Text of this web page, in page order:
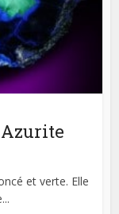
et verte. Elle